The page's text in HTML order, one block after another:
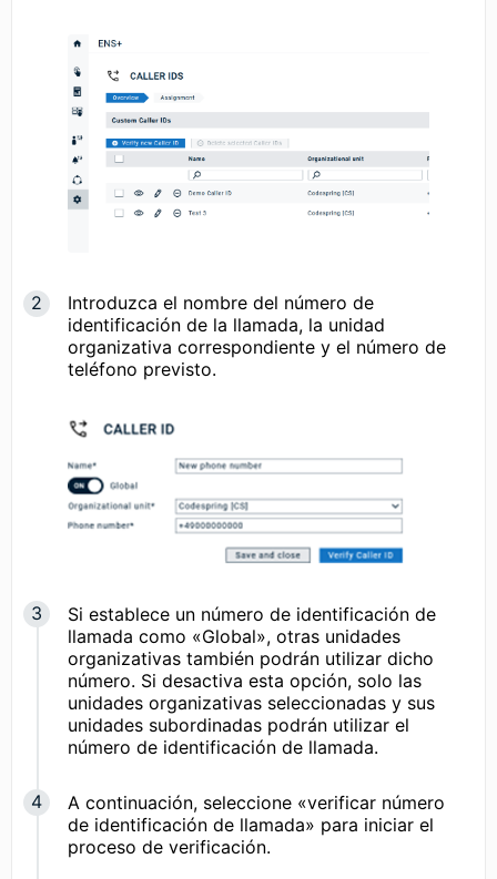
Introduzca el nombre del número de
identificación de la llamada, la unidad
organizativa correspondiente y el número de
teléfono previsto.
Si establece un número de identificación de
llamada como «Global», otras unidades
organizativas también podrán utilizar dicho
número. Si desactiva esta opción, solo las
unidades organizativas seleccionadas y sus
unidades subordinadas podrán utilizar el
número de identificación de llamada.
A continuación, seleccione «verificar número
de identificación de llamada» para iniciar el
proceso de verificación.